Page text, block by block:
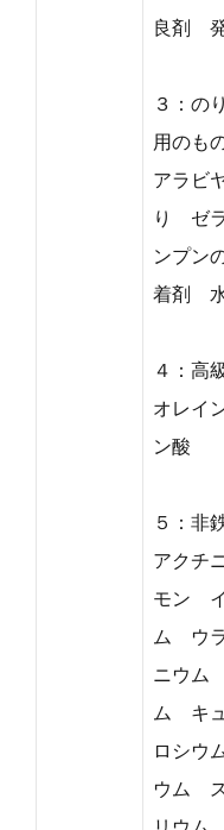
良剤
３：の
用のも
アラビ
り ゼ
ンプン
着剤
４：高
オレイ
ン酸
５：非
アクチ
モン
ム ウ
ニウム
ム キ
ロシ
ウム